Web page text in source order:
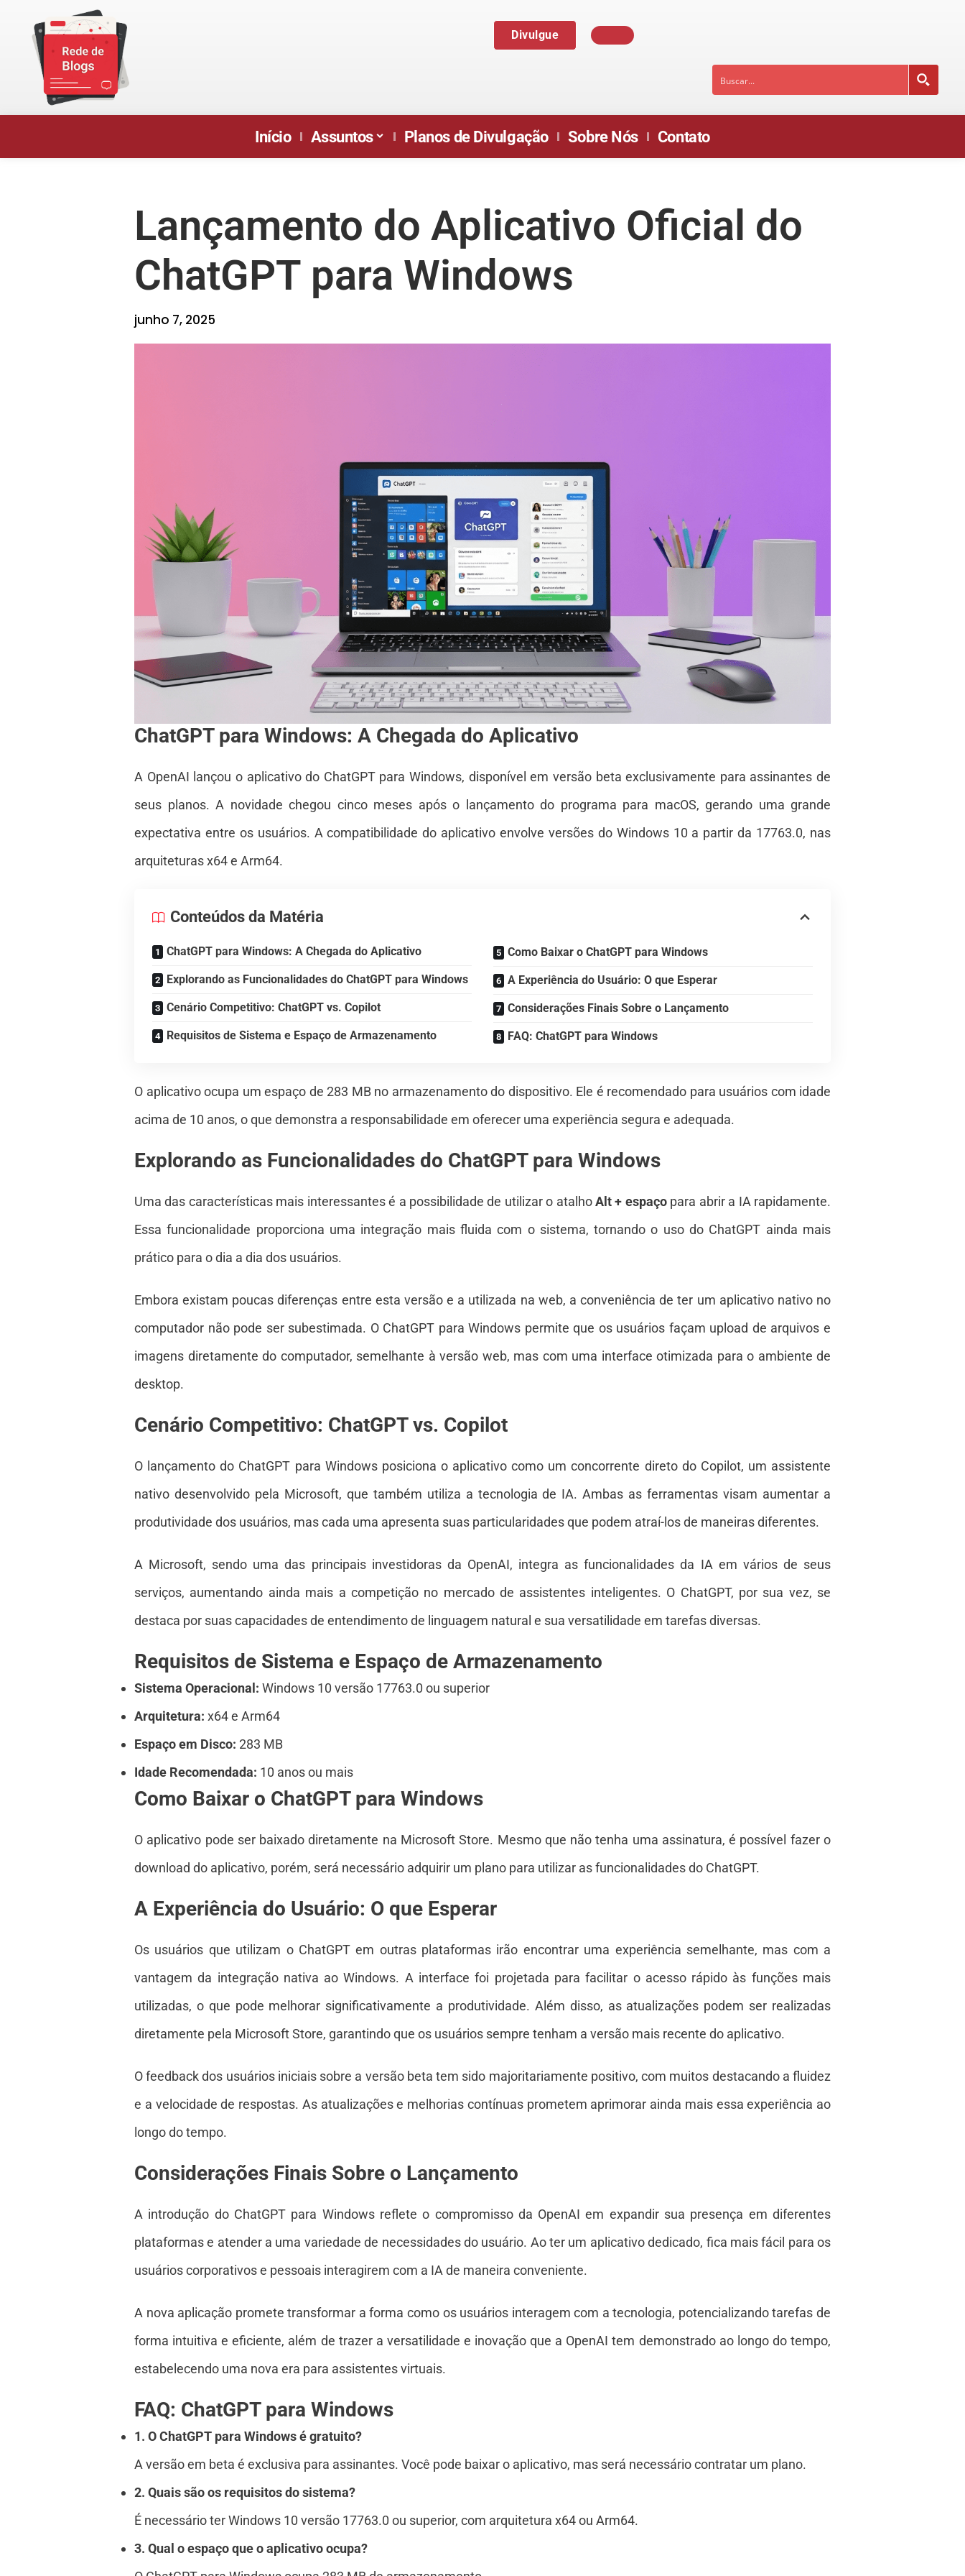
Divulgue
Início Assuntos Planos de Divulgação Sobre Nós Contato
Lançamento do Aplicativo Oficial do
ChatGPT para Windows
junho 7, 2025
ChatGPT para Windows: A Chegada do Aplicativo
A OpenAI lançou o aplicativo do ChatGPT para Windows, disponível em versão beta exclusivamente para assinantes de
seus planos. A novidade chegou cinco meses após o lançamento do programa para macOS, gerando uma grande
expectativa entre os usuários. A compatibilidade do aplicativo envolve versões do Windows 10 a partir da 17763.0, nas
arquiteturas x64 e Arm64.
Conteúdos da Matéria
ChatGPT para Windows: A Chegada do Aplicativo
Explorando as Funcionalidades do ChatGPT para Windows
Cenário Competitivo: ChatGPT vs. Copilot
Requisitos de Sistema e Espaço de Armazenamento
Como Baixar o ChatGPT para Windows
A Experiência do Usuário: O que Esperar
Considerações Finais Sobre o Lançamento
FAQ: ChatGPT para Windows
O aplicativo ocupa um espaço de 283 MB no armazenamento do dispositivo. Ele é recomendado para usuários com idade
acima de 10 anos, o que demonstra a responsabilidade em oferecer uma experiência segura e adequada.
Explorando as Funcionalidades do ChatGPT para Windows
Uma das características mais interessantes é a possibilidade de utilizar o atalhoAlt + espaçopara abrir a IA rapidamente.
Essa funcionalidade proporciona uma integração mais fluida com o sistema, tornando o uso do ChatGPT ainda mais
prático para o dia a dia dos usuários.
Embora existam poucas diferenças entre esta versão e a utilizada na web, a conveniência de ter um aplicativo nativo no
computador não pode ser subestimada. O ChatGPT para Windows permite que os usuários façam upload de arquivos e
imagens diretamente do computador, semelhante à versão web, mas com uma interface otimizada para o ambiente de
desktop.
Cenário Competitivo: ChatGPT vs. Copilot
O lançamento do ChatGPT para Windows posiciona o aplicativo como um concorrente direto do Copilot, um assistente
nativo desenvolvido pela Microsoft, que também utiliza a tecnologia de IA. Ambas as ferramentas visam aumentar a
produtividade dos usuários, mas cada uma apresenta suas particularidades que podem atraí-los de maneiras diferentes.
A Microsoft, sendo uma das principais investidoras da OpenAI, integra as funcionalidades da IA em vários de seus
serviços, aumentando ainda mais a competição no mercado de assistentes inteligentes. O ChatGPT, por sua vez, se
destaca por suas capacidades de entendimento de linguagem natural e sua versatilidade em tarefas diversas.
Requisitos de Sistema e Espaço de Armazenamento
Sistema Operacional: Windows 10 versão 17763.0 ou superior
Arquitetura: x64 e Arm64
Espaço em Disco: 283 MB
Idade Recomendada: 10 anos ou mais
Como Baixar o ChatGPT para Windows
O aplicativo pode ser baixado diretamente na Microsoft Store. Mesmo que não tenha uma assinatura, é possível fazer o
download do aplicativo, porém, será necessário adquirir um plano para utilizar as funcionalidades do ChatGPT.
A Experiência do Usuário: O que Esperar
Os usuários que utilizam o ChatGPT em outras plataformas irão encontrar uma experiência semelhante, mas com a
vantagem da integração nativa ao Windows. A interface foi projetada para facilitar o acesso rápido às funções mais
utilizadas, o que pode melhorar significativamente a produtividade. Além disso, as atualizações podem ser realizadas
diretamente pela Microsoft Store, garantindo que os usuários sempre tenham a versão mais recente do aplicativo.
O feedback dos usuários iniciais sobre a versão beta tem sido majoritariamente positivo, com muitos destacando a fluidez
e a velocidade de respostas. As atualizações e melhorias contínuas prometem aprimorar ainda mais essa experiência ao
longo do tempo.
Considerações Finais Sobre o Lançamento
A introdução do ChatGPT para Windows reflete o compromisso da OpenAI em expandir sua presença em diferentes
plataformas e atender a uma variedade de necessidades do usuário. Ao ter um aplicativo dedicado, fica mais fácil para os
usuários corporativos e pessoais interagirem com a IA de maneira conveniente.
A nova aplicação promete transformar a forma como os usuários interagem com a tecnologia, potencializando tarefas de
forma intuitiva e eficiente, além de trazer a versatilidade e inovação que a OpenAI tem demonstrado ao longo do tempo,
estabelecendo uma nova era para assistentes virtuais.
FAQ: ChatGPT para Windows
1. O ChatGPT para Windows é gratuito?
A versão em beta é exclusiva para assinantes. Você pode baixar o aplicativo, mas será necessário contratar um plano.
2. Quais são os requisitos do sistema?
É necessário ter Windows 10 versão 17763.0 ou superior, com arquitetura x64 ou Arm64.
3. Qual o espaço que o aplicativo ocupa?